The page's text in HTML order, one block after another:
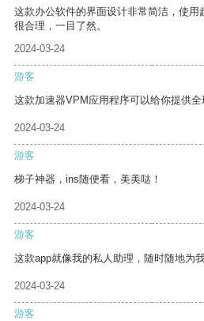
这款办公软件的界面设计非常简洁，使
很合理，一目了然。
2024-03-24
游客
这款加速器VPM应用程序可以给你提供全
2024-03-24
游客
梯子神器，ins随便看，美美哒！
2024-03-24
游客
这款app就像我的私人助理，随时随地为
2024-03-24
游客